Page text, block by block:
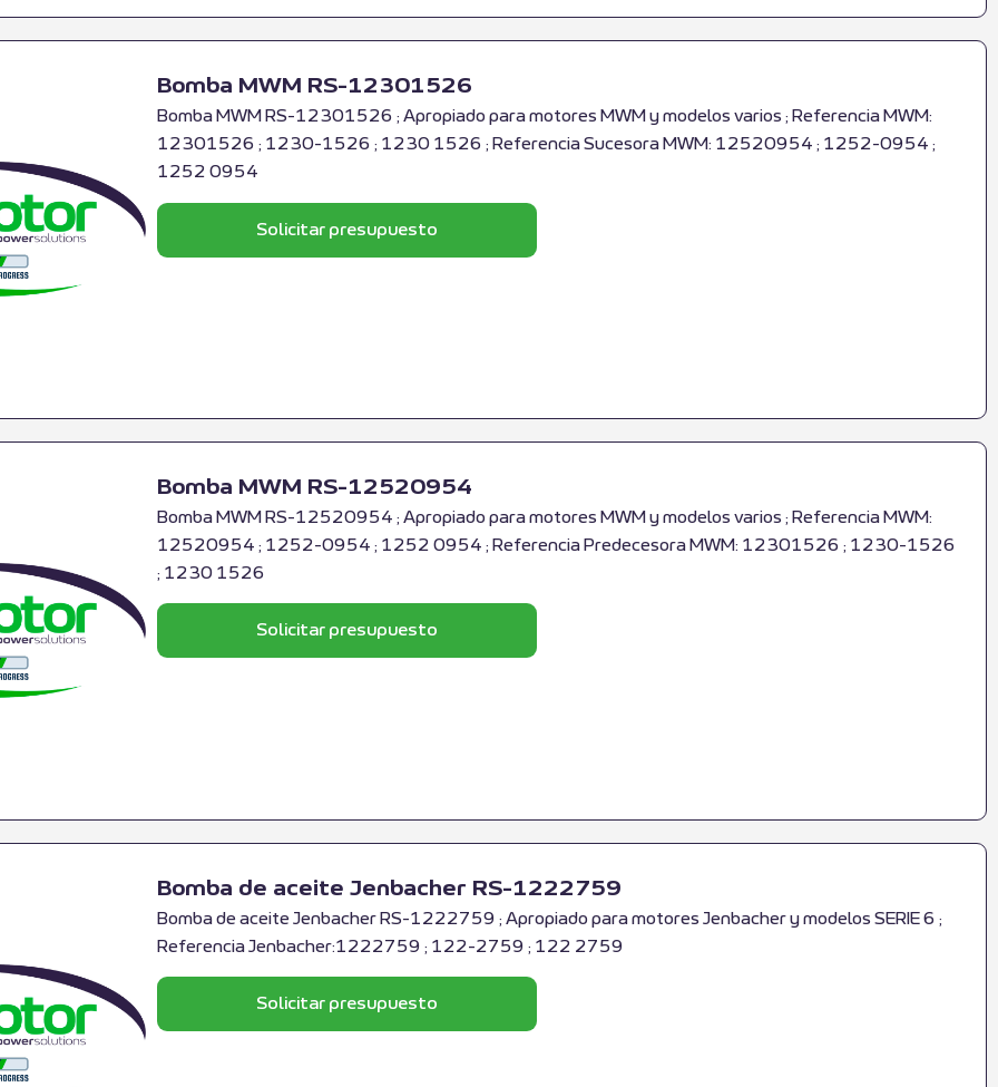
Bomba MWM RS-12301526
Bomba MWM RS-12301526 ; Apropiado para motores MWM y modelos varios ; Referencia MWM:
12301526 ; 1230-1526 ; 1230 1526 ; Referencia Sucesora MWM: 12520954 ; 1252-0954 ;
1252 0954
Solicitar presupuesto
Bomba MWM RS-12520954
Bomba MWM RS-12520954 ; Apropiado para motores MWM y modelos varios ; Referencia MWM:
12520954 ; 1252-0954 ; 1252 0954 ; Referencia Predecesora MWM: 12301526 ; 1230-1526
; 1230 1526
Solicitar presupuesto
Bomba de aceite Jenbacher RS-1222759
Bomba de aceite Jenbacher RS-1222759 ; Apropiado para motores Jenbacher y modelos SERIE 6 ;
Referencia Jenbacher:1222759 ; 122-2759 ; 122 2759
Solicitar presupuesto